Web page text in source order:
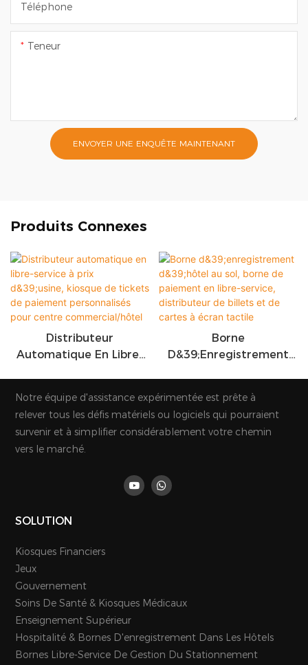
Téléphone
Teneur
ENVOYER UNE ENQUÊTE MAINTENANT
Produits Connexes
Distributeur
Automatique En Libre-
Tickets De Paiement
Personnalisés Pour
Centre
Commercial/hôtel
Borne
D&39;enregistrement
Libre-Service,
Distributeur De Billets Et
De Cartes À Écran
Notre équipe d'assistance expérimentée est prête à
relever tous les défis matériels ou logiciels qui pourraient
survenir et à simplifier considérablement votre chemin
vers le marché.
SOLUTION
Kiosques Financiers
Jeux
Gouvernement
Soins De Santé & Kiosques Médicaux
Enseignement Supérieur
Hospitalité & Bornes D'enregistrement Dans Les Hôtels
Bornes Libre-Service De Gestion Du Stationnement